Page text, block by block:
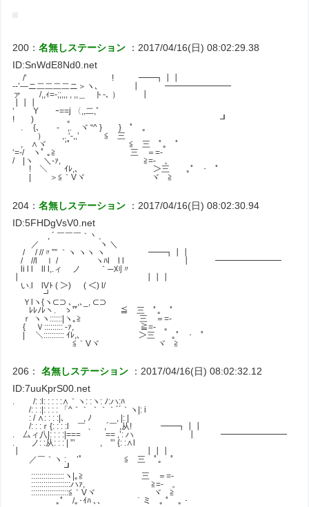
200：名無しステーション
：2017/04/16(日) 08:02:29.38
ID:SnWdE8Nd0.net
/’ ! ━━┓┃┃
-‐’―ニ二二二二ニ＞ヽ､ ┃ ━━━━━━━━
ァ /,,ｨ=-;;,,, , ,,＿ ト-､ ） ┃
‘ Y ｰ==j 〈,,二,ﾞ
! ) ｡ ┛
ゝ. {､ - ,. ヾ “^ } } ﾟ ｡
） ,. ‘-,,’ ≦ 三
ゞ, ∧ヾ ゝ’ﾟ ≦ 三 ﾟ｡ ﾟ
‘=-/ ヽﾟ ｡≧ 三 ＝=-
/ |ヽ ＼-ｧ, ≧=- 。
! ＼ ｲﾚ,､ ＞三 ｡ﾟ ･ ﾟ
| ＞≦｀Vヾ ヾ ≧
204：名無しステーション
：2017/04/16(日) 08:02:30.94
ID:5FHDgVsV0.net
, ´ ￣￣￣｀丶、
／ ヽ ＼
/ / //〃”” ｀ヽ ヽヽ ヽ ━━┓┃┃
/ //l ｌ / ヽﾊl l l ┃ ━━━━━━━━
li l l ll l,.ィ ノ ｀─刈〃
い.l lVﾄ ( ＞) ( ＜) l/
┛
Ｙlヽ{ヽ⊂⊃ ､_,､_, ⊂⊃
ﾚﾚﾉﾚヽ. ゝ’ﾟ ≦ 三 ﾟ｡ ﾟ
ｒ ヽヽ::::::|ヽ｡≧ 三 ＝=-
{ Ｖ::::::::: -ｧ, ≧=- 。
| ＼:::::::::: ｲﾚ,､ ＞三 ｡ﾟ ･ ﾟ
≦｀Vヾ ヾ ≧
206： 名無しステーション
：2017/04/16(日) 08:02:32.12
ID:7uuKprS00.net
. /: :l: : : : :∧｀ヽ: :ヽ: ﾉ:ハ:ﾊ
/: : :|: : : : 「^｀｀ ｀｀｀´´｀ヽ|: i
: / ∧: : : :|､ , ﾉ , |: |
/: : :ｒ{: : : :l ￣ 、 ,´￣ ,从! ━━┓┃┃
. 厶ィ八|: : : :|=== == ,’: ハ ┃ ━━━━━━━━
. ノ: :从: : : | ”’ , ”’ {: :∧l
／￣｀ヽ : ゝ’ﾟ ≦ 三 ﾟ｡ ﾟ
┛
::::::::::::::::ヽ|｡≧ 三 ＝=-
:::::::::::::::::::ハｧ, ≧=- 。
::::::::::::::::::≦｀Vヾ ヾ ≧
｡ﾟ /｡･ｲﾊ ､､ ｀ミ ｡ ﾟ ｡ ･